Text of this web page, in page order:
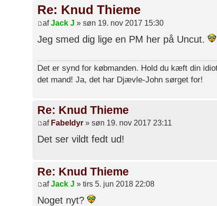
Re: Knud Thieme
afJack J » søn 19. nov 2017 15:30
Jeg smed dig lige en PM her på Uncut.
Det er synd for købmanden. Hold du kæft din
det mand! Ja, det har Djævle-John sørget for!
Re: Knud Thieme
af Fabeldyr » søn 19. nov 2017 23:11
Det ser vildt fedt ud!
Re: Knud Thieme
afJack J » tirs 5. jun 2018 22:08
Noget nyt?